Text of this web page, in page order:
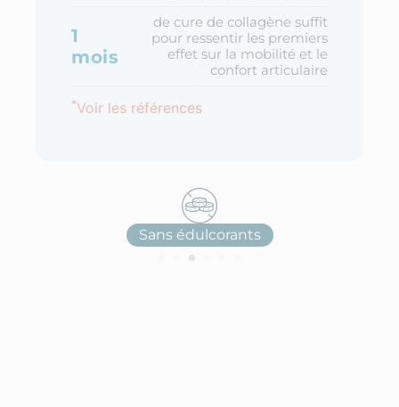
1
mois
de cure de collagène suffit
pour ressentir les premiers
effet sur la mobilité et le
confort articulaire
*Voir les références
Sans édulcorants